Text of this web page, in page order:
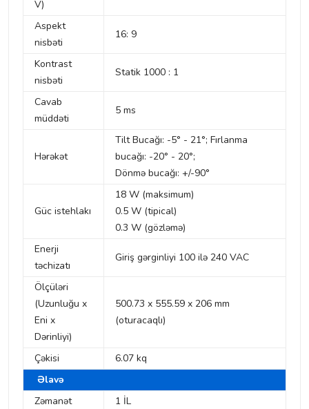
V)
Aspekt
nisbəti
16: 9
Kontrast
nisbəti
Statik 1000 : 1
Cavab
müddəti
5 ms
Hərəkət
Tilt Bucağı: -5° - 21°; Fırlanma
bucağı: -20° - 20°;
Dönmə bucağı: +/-90°
Güc istehlakı
18 W (maksimum)
0.5 W (tipical)
0.3 W (gözləmə)
Enerji
təchizatı
Giriş gərginliyi 100 ilə 240 VAC
Ölçüləri
(Uzunluğu x
Eni x
Dərinliyi)
500.73 x 555.59 x 206 mm
(oturacaqlı)
Çəkisi
6.07 kq
Əlavə
Zəmanət
1 İL